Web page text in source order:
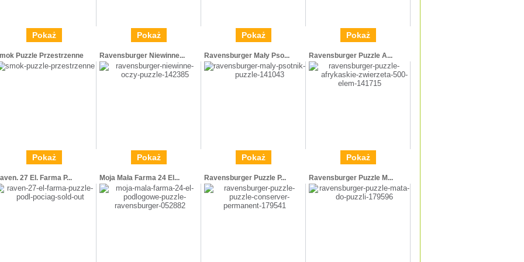
Pokaż Pokaż Pokaż Pokaż
Puzzle Przestrzenne
Pokaż
Ravensburger Niewinne...
Pokaż
Ravensburger Mały Pso...
Pokaż
Ravensburger Puzzle A...
Pokaż
27 El. Farma P... Moja Mała Farma 24 El... Ravensburger Puzzle P... Ravensburger Puzzle M...